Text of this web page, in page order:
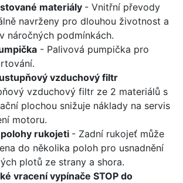
materiály - Vnitřní převody
navrženy pro dlouhou životnost a
náročných podmínkách.
- Palivová pumpička pro
vzduchový filtr
vzduchový filtr ze 2 materiálů s
plochou snižuje náklady na servis
motoru.
rukojeti - Zadní rukojeť může
do několika poloh pro usnadnění
plotů ze strany a shora.
vracení vypínače STOP do